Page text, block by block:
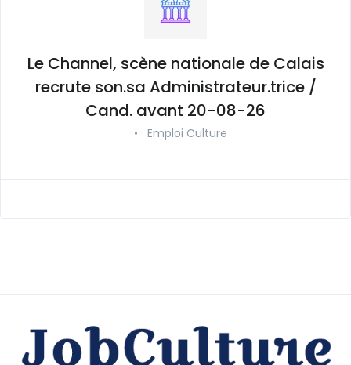
Le Channel, scène nationale de Calais
recrute son.sa Administrateur.trice /
Cand. avant 20-08-26
• Emploi Culture